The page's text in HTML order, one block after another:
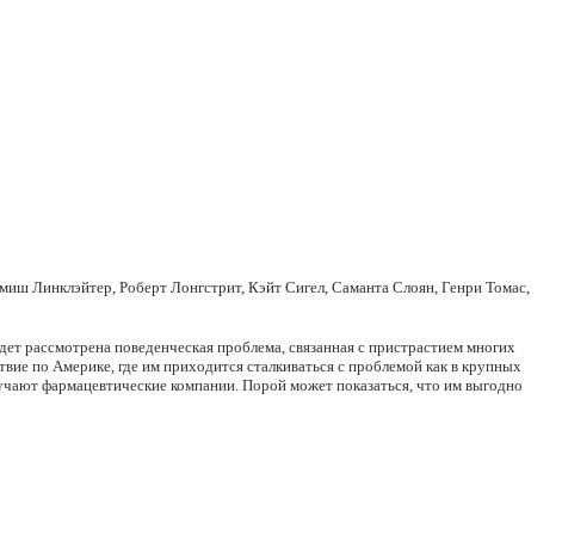
Линклэйтер, Роберт Лонгстрит, Кэйт Сигел, Саманта Слоян, Генри Томас,
поведенческая проблема, связанная с пристрастием многих
по Америке, где им приходится сталкиваться с проблемой как в крупных
фармацевтические компании. Порой может показаться, что им выгодно